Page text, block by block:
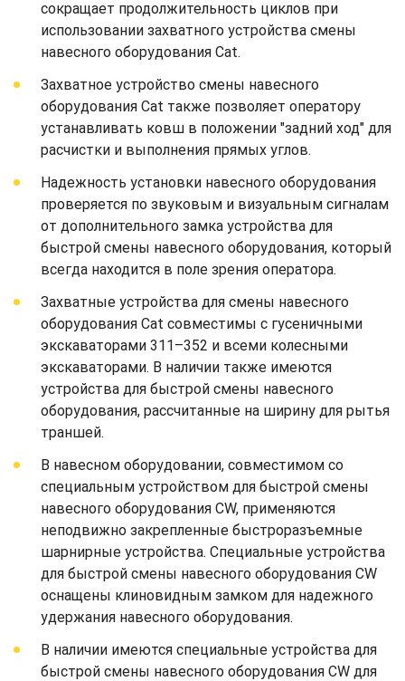
сокращает продолжительность циклов при
использовании захватного устройства смены
навесного оборудования Cat.
Захватное устройство смены навесного
оборудования Cat также позволяет оператору
устанавливать ковш в положении "задний ход" для
расчистки и выполнения прямых углов.
Надежность установки навесного оборудования
проверяется по звуковым и визуальным сигналам
от дополнительного замка устройства для
быстрой смены навесного оборудования, который
всегда находится в поле зрения оператора.
Захватные устройства для смены навесного
оборудования Cat совместимы с гусеничными
экскаваторами 311–352 и всеми колесными
экскаваторами. В наличии также имеются
устройства для быстрой смены навесного
оборудования, рассчитанные на ширину для рытья
траншей.
В навесном оборудовании, совместимом со
специальным устройством для быстрой смены
навесного оборудования CW, применяются
неподвижно закрепленные быстроразъемные
шарнирные устройства. Специальные устройства
для быстрой смены навесного оборудования CW
оснащены клиновидным замком для надежного
удержания навесного оборудования.
В наличии имеются специальные устройства для
быстрой смены навесного оборудования CW для